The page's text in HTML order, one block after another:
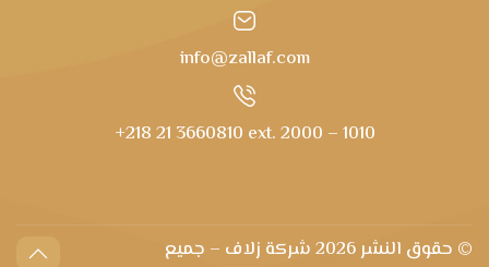
info@zallaf.com
+218 21 3660810 ext. 2000 – 1010
© حقوق النشر
2026 شركة زلاف – جميع